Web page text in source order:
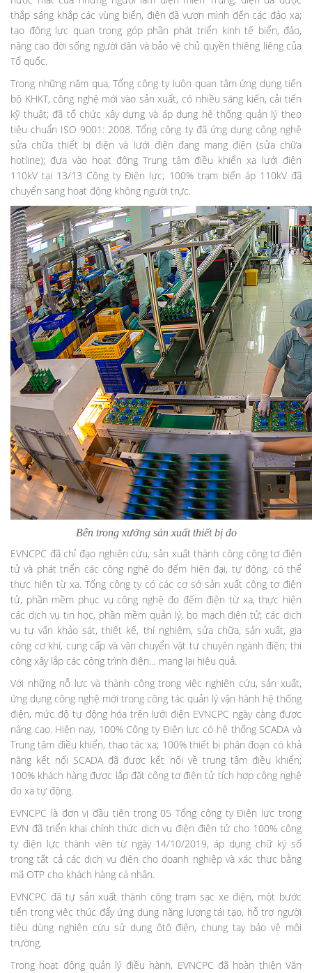
thắp sáng khắp các vùng biển, điện đã vươn mình đến các đảo xa;
tạo động lực quan trọng góp phần phát triển kinh tế biển, đảo,
nâng cao đời sống người dân và bảo vệ chủ quyền thiêng liêng của
Tổ quốc.
Trong những năm qua, Tổng công ty luôn quan tâm ứng dụng tiến
bộ KHKT, công nghệ mới vào sản xuất, có nhiều sáng kiến, cải tiến
kỹ thuật; đã tổ chức xây dựng và áp dụng hệ thống quản lý theo
tiêu chuẩn ISO 9001: 2008. Tổng công ty đã ứng dụng công nghệ
sửa chữa thiết bị điện và lưới điện đang mang điện (sửa chữa
hotline); đưa vào hoạt động Trung tâm điều khiển xa lưới điện
110kV tại 13/13 Công ty Điện lực; 100% trạm biến áp 110kV đã
chuyển sang hoạt động không người trực.
Bên trong xưởng sản xuất thiết bị đo
EVNCPC đã chỉ đạo nghiên cứu, sản xuất thành công công tơ điện
tử và phát triển các công nghệ đo đếm hiện đại, tự động, có thể
thực hiện từ xa. Tổng công ty có các cơ sở sản xuất công tơ điện
tử, phần mềm phục vụ công nghệ đo đếm điện từ xa, thực hiện
các dịch vụ tin học, phần mềm quản lý, bo mạch điện tử; các dịch
vụ tư vấn khảo sát, thiết kế, thí nghiệm, sửa chữa, sản xuất, gia
công cơ khí, cung cấp và vận chuyển vật tư chuyên ngành điện; thi
công xây lắp các công trình điện… mang lại hiệu quả.
Với những nỗ lực và thành công trong việc nghiên cứu, sản xuất,
ứng dụng công nghệ mới trong công tác quản lý vận hành hệ thống
điện, mức độ tự động hóa trên lưới điện EVNCPC ngày càng được
nâng cao. Hiện nay, 100% Công ty Điện lực có hệ thống SCADA và
Trung tâm điều khiển, thao tác xa; 100% thiết bị phân đoạn có khả
năng kết nối SCADA đã được kết nối về trung tâm điều khiển;
100% khách hàng được lắp đặt công tơ điện tử tích hợp công nghệ
đo xa tự động.
EVNCPC là đơn vị đầu tiên trong 05 Tổng công ty Điện lực trong
EVN đã triển khai chính thức dịch vụ điện điện tử cho 100% công
ty điện lực thành viên từ ngày 14/10/2019, áp dụng chữ ký số
trong tất cả các dịch vụ điện cho doanh nghiệp và xác thực bằng
mã OTP cho khách hàng cá nhân.
EVNCPC đã tự sản xuất thành công trạm sạc xe điện, một bước
tiến trong việc thúc đẩy ứng dụng năng lượng tái tạo, hỗ trợ người
tiêu dùng nghiên cứu sử dụng ôtô điện, chung tay bảo vệ môi
trường.
Trong hoạt động quản lý điều hành, EVNCPC đã hoàn thiện Văn